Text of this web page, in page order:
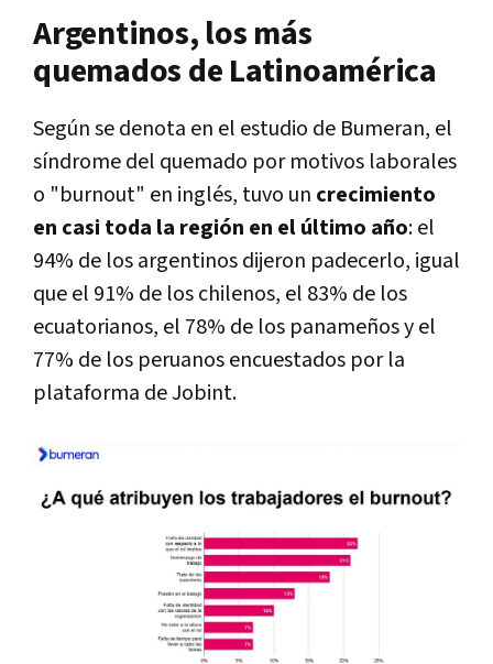
Argentinos, los más
quemados de Latinoamérica
Según se denota en el estudio de Bumeran, el
síndrome del quemado por motivos laborales
o "burnout" en inglés, tuvo un crecimiento
en casi toda la región en el último año: el
94% de los argentinos dijeron padecerlo, igual
que el 91% de los chilenos, el 83% de los
ecuatorianos, el 78% de los panameños y el
77% de los peruanos encuestados por la
plataforma de Jobint.